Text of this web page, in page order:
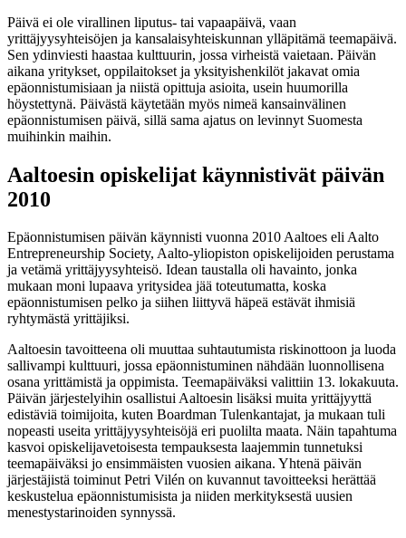
Päivä ei ole virallinen liputus- tai vapaapäivä, vaan
yrittäjyysyhteisöjen ja kansalaisyhteiskunnan ylläpitämä teemapäivä.
Sen ydinviesti haastaa kulttuurin, jossa virheistä vaietaan. Päivän
aikana yritykset, oppilaitokset ja yksityishenkilöt jakavat omia
epäonnistumisiaan ja niistä opittuja asioita, usein huumorilla
höystettynä. Päivästä käytetään myös nimeä kansainvälinen
epäonnistumisen päivä, sillä sama ajatus on levinnyt Suomesta
muihinkin maihin.
Aaltoesin opiskelijat käynnistivät päivän
2010
Epäonnistumisen päivän käynnisti vuonna 2010 Aaltoes eli Aalto
Entrepreneurship Society, Aalto-yliopiston opiskelijoiden perustama
ja vetämä yrittäjyysyhteisö. Idean taustalla oli havainto, jonka
mukaan moni lupaava yritysidea jää toteutumatta, koska
epäonnistumisen pelko ja siihen liittyvä häpeä estävät ihmisiä
ryhtymästä yrittäjiksi.
Aaltoesin tavoitteena oli muuttaa suhtautumista riskinottoon ja luoda
sallivampi kulttuuri, jossa epäonnistuminen nähdään luonnollisena
osana yrittämistä ja oppimista. Teemapäiväksi valittiin 13. lokakuuta.
Päivän järjestelyihin osallistui Aaltoesin lisäksi muita yrittäjyyttä
edistäviä toimijoita, kuten Boardman Tulenkantajat, ja mukaan tuli
nopeasti useita yrittäjyysyhteisöjä eri puolilta maata. Näin tapahtuma
kasvoi opiskelijavetoisesta tempauksesta laajemmin tunnetuksi
teemapäiväksi jo ensimmäisten vuosien aikana. Yhtenä päivän
järjestäjistä toiminut Petri Vilén on kuvannut tavoitteeksi herättää
keskustelua epäonnistumisista ja niiden merkityksestä uusien
menestystarinoiden synnyssä.